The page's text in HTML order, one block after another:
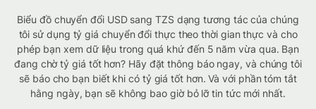
Biểu đồ chuyển đổi USD sang TZS dạng tương tác của chúng
tôi sử dụng tỷ giá chuyển đổi thực theo thời gian thực và cho
phép bạn xem dữ liệu trong quá khứ đến 5 năm vừa qua. Bạn
đang chờ tỷ giá tốt hơn? Hãy đặt thông báo ngay, và chúng tôi
sẽ báo cho bạn biết khi có tỷ giá tốt hơn. Và với phần tóm tắt
hằng ngày, bạn sẽ không bao giờ bỏ lỡ tin tức mới nhất.